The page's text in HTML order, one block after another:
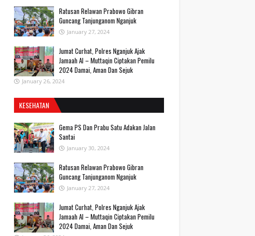
Ratusan Relawan Prabowo Gibran
Guncang Tanjunganom Nganjuk
January 27, 2024
Jumat Curhat, Polres Nganjuk Ajak
Jamaah Al – Muttaqin Ciptakan Pemilu
2024 Damai, Aman Dan Sejuk
January 26, 2024
KESEHATAN
Gema PS Dan Prabu Satu Adakan Jalan
Santai
January 30, 2024
Ratusan Relawan Prabowo Gibran
Guncang Tanjunganom Nganjuk
January 27, 2024
Jumat Curhat, Polres Nganjuk Ajak
Jamaah Al – Muttaqin Ciptakan Pemilu
2024 Damai, Aman Dan Sejuk